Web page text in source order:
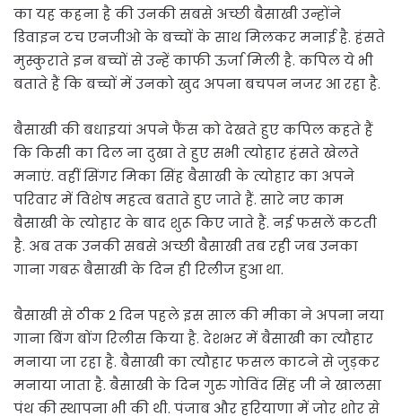
का यह कहना है की उनकी सबसे अच्छी बैसाखी उन्होंने
डिवाइन टच एनजीओ के बच्चों के साथ मिलकर मनाई है. हंसते
मुस्कुराते इन बच्चों से उन्हें काफी ऊर्जा मिली है. कपिल ये भी
बताते हैं कि बच्चों में उनको खुद अपना बचपन नजर आ रहा है.
बैसाखी की बधाइयां अपने फैंस को देखते हुए कपिल कहते हैं
कि किसी का दिल ना दुखा ते हुए सभी त्योहार हंसते खेलते
मनाएं. वहीं सिंगर मिका सिंह बैसाखी के त्योहार का अपने
परिवार में विशेष महत्व बताते हुए जाते हैं. सारे नए काम
बैसाखी के त्योहार के बाद शुरू किए जाते हैं. नई फसलें कटती
है. अब तक उनकी सबसे अच्छी बैसाखी तब रही जब उनका
गाना गबरू बैसाखी के दिन ही रिलीज हुआ था.
बैसाखी से ठीक 2 दिन पहले इस साल की मीका ने अपना नया
गाना बिंग बोंग रिलीस किया है. देशभर में बैसाखी का त्यौहार
मनाया जा रहा है. बैसाखी का त्यौहार फसल काटने से जुड़कर
मनाया जाता है. बैसाखी के दिन गुरु गोविंद सिंह जी ने खालसा
पंथ की स्थापना भी की थी. पंजाब और हरियाणा में जोर शोर से